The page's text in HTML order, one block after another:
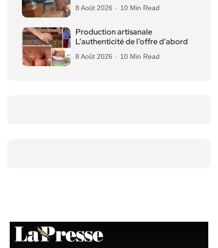
8 Août 2026 10 Min Read
Production artisanale
L’authenticité de l’offre d’abord
8 Août 2026 10 Min Read